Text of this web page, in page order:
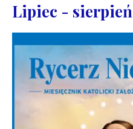
Lipiec - sierpień